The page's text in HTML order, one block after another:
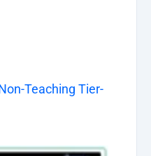
Teaching Tier-